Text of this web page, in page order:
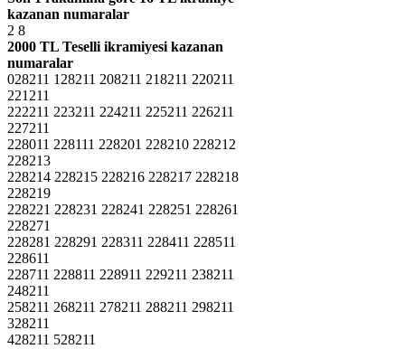
kazanan numaralar
2 8
2000 TL Teselli ikramiyesi kazanan
numaralar
028211 128211 208211 218211 220211
221211
222211 223211 224211 225211 226211
227211
228011 228111 228201 228210 228212
228213
228214 228215 228216 228217 228218
228219
228221 228231 228241 228251 228261
228271
228281 228291 228311 228411 228511
228611
228711 228811 228911 229211 238211
248211
258211 268211 278211 288211 298211
328211
428211 528211